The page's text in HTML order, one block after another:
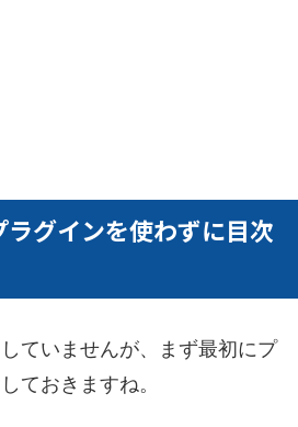
ラグインを使わずに目次
ていませんが、まず最初にプ
ておきますね。